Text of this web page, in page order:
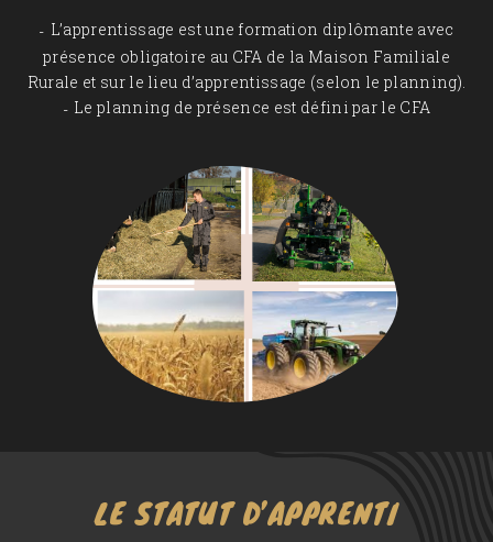
L’apprentissage est une formation diplômante avec
présence obligatoire au CFA de la Maison Familiale
Rurale et sur le lieu d’apprentissage (selon le planning).
Le planning de présence est défini par le CFA
LE STATUT D’APPRENTI